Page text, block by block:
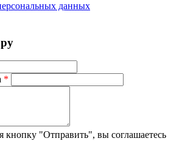
данных
*
кнопку "Отправить", вы соглашаетесь